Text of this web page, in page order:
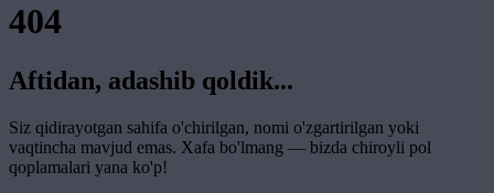
404
Aftidan, adashib qoldik...
Siz qidirayotgan sahifa o'chirilgan, nomi o'zgartirilgan yoki
vaqtincha mavjud emas. Xafa bo'lmang — bizda chiroyli pol
qoplamalari yana ko'p!